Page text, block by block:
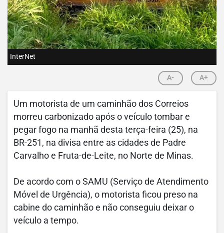
InterNet
A- A+
Um motorista de um caminhão dos Correios
morreu carbonizado após o veículo tombar e
pegar fogo na manhã desta terça-feira (25), na
BR-251, na divisa entre as cidades de Padre
Carvalho e Fruta-de-Leite, no Norte de Minas.
De acordo com o SAMU (Serviço de Atendimento
Móvel de Urgência), o motorista ficou preso na
cabine do caminhão e não conseguiu deixar o
veículo a tempo.